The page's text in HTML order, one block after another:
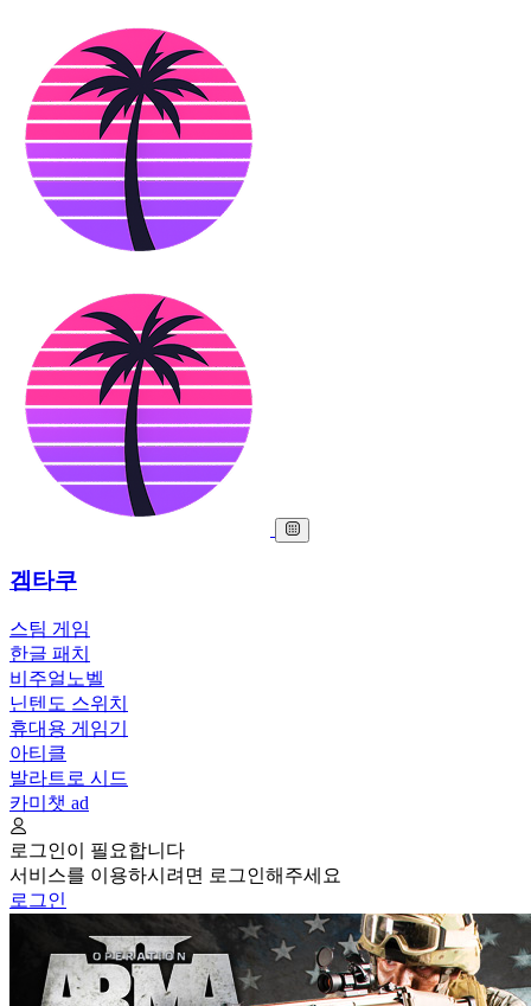
겜타쿠
스팀 게임
한글 패치
비주얼노벨
닌텐도 스위치
휴대용 게임기
아티클
발라트로 시드
카미챗 ad
로그인이 필요합니다
서비스를 이용하시려면 로그인해주세요
로그인